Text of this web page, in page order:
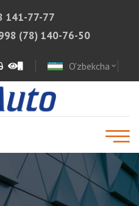
141-77-77
(78) 140-76-50
O'zbekcha expand_more